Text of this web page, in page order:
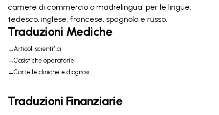
camere di commercio o madrelingua, per le lingue:
tedesco, inglese, francese, spagnolo e russo.
Traduzioni Mediche
Articoli scientifici
Casistiche operatorie
Cartelle cliniche e diagnosi
Traduzioni Finanziarie